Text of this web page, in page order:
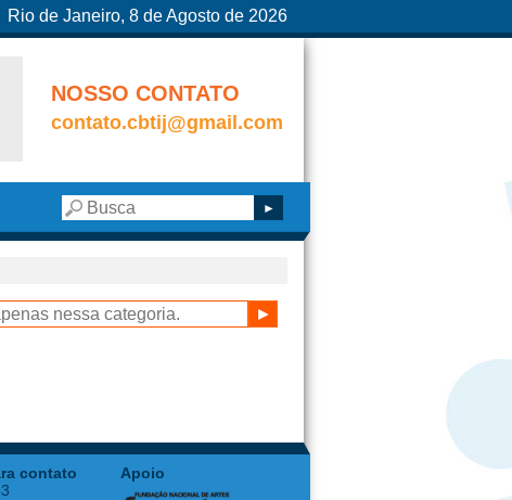
Rio de Janeiro, 8 de Agosto de 2026
NOSSO CONTATO
contato.cbtij@gmail.com
contato
Apoio